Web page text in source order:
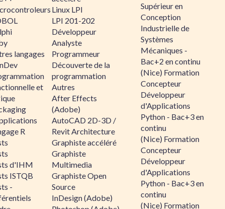
langages
et
R
d'IHM
ISTQB
-
Linux LPI
LPI 201-202
Développeur
Analyste
Programmeur
Découverte de la
programmation
Autres
After Effects
(Adobe)
AutoCAD 2D-3D /
Revit Architecture
Graphiste accéléré
Graphiste
Multimedia
Graphiste Open
Source
InDesign (Adobe)
Supérieur en
Conception
Industrielle de
Systèmes
Mécaniques -
Bac+2 en continu
(Nice) Formation
Concepteur
Développeur
d'Applications
Python - Bac+3 en
continu
(Nice) Formation
Concepteur
Développeur
d'Applications
Python - Bac+3 en
continu
(Nice) Formation